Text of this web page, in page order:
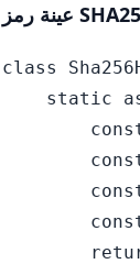
class
static